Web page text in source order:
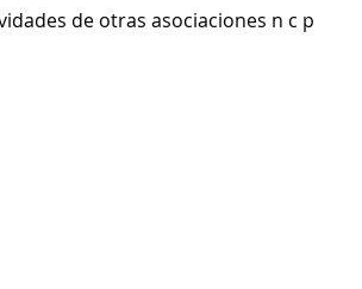
de otras asociaciones n c p